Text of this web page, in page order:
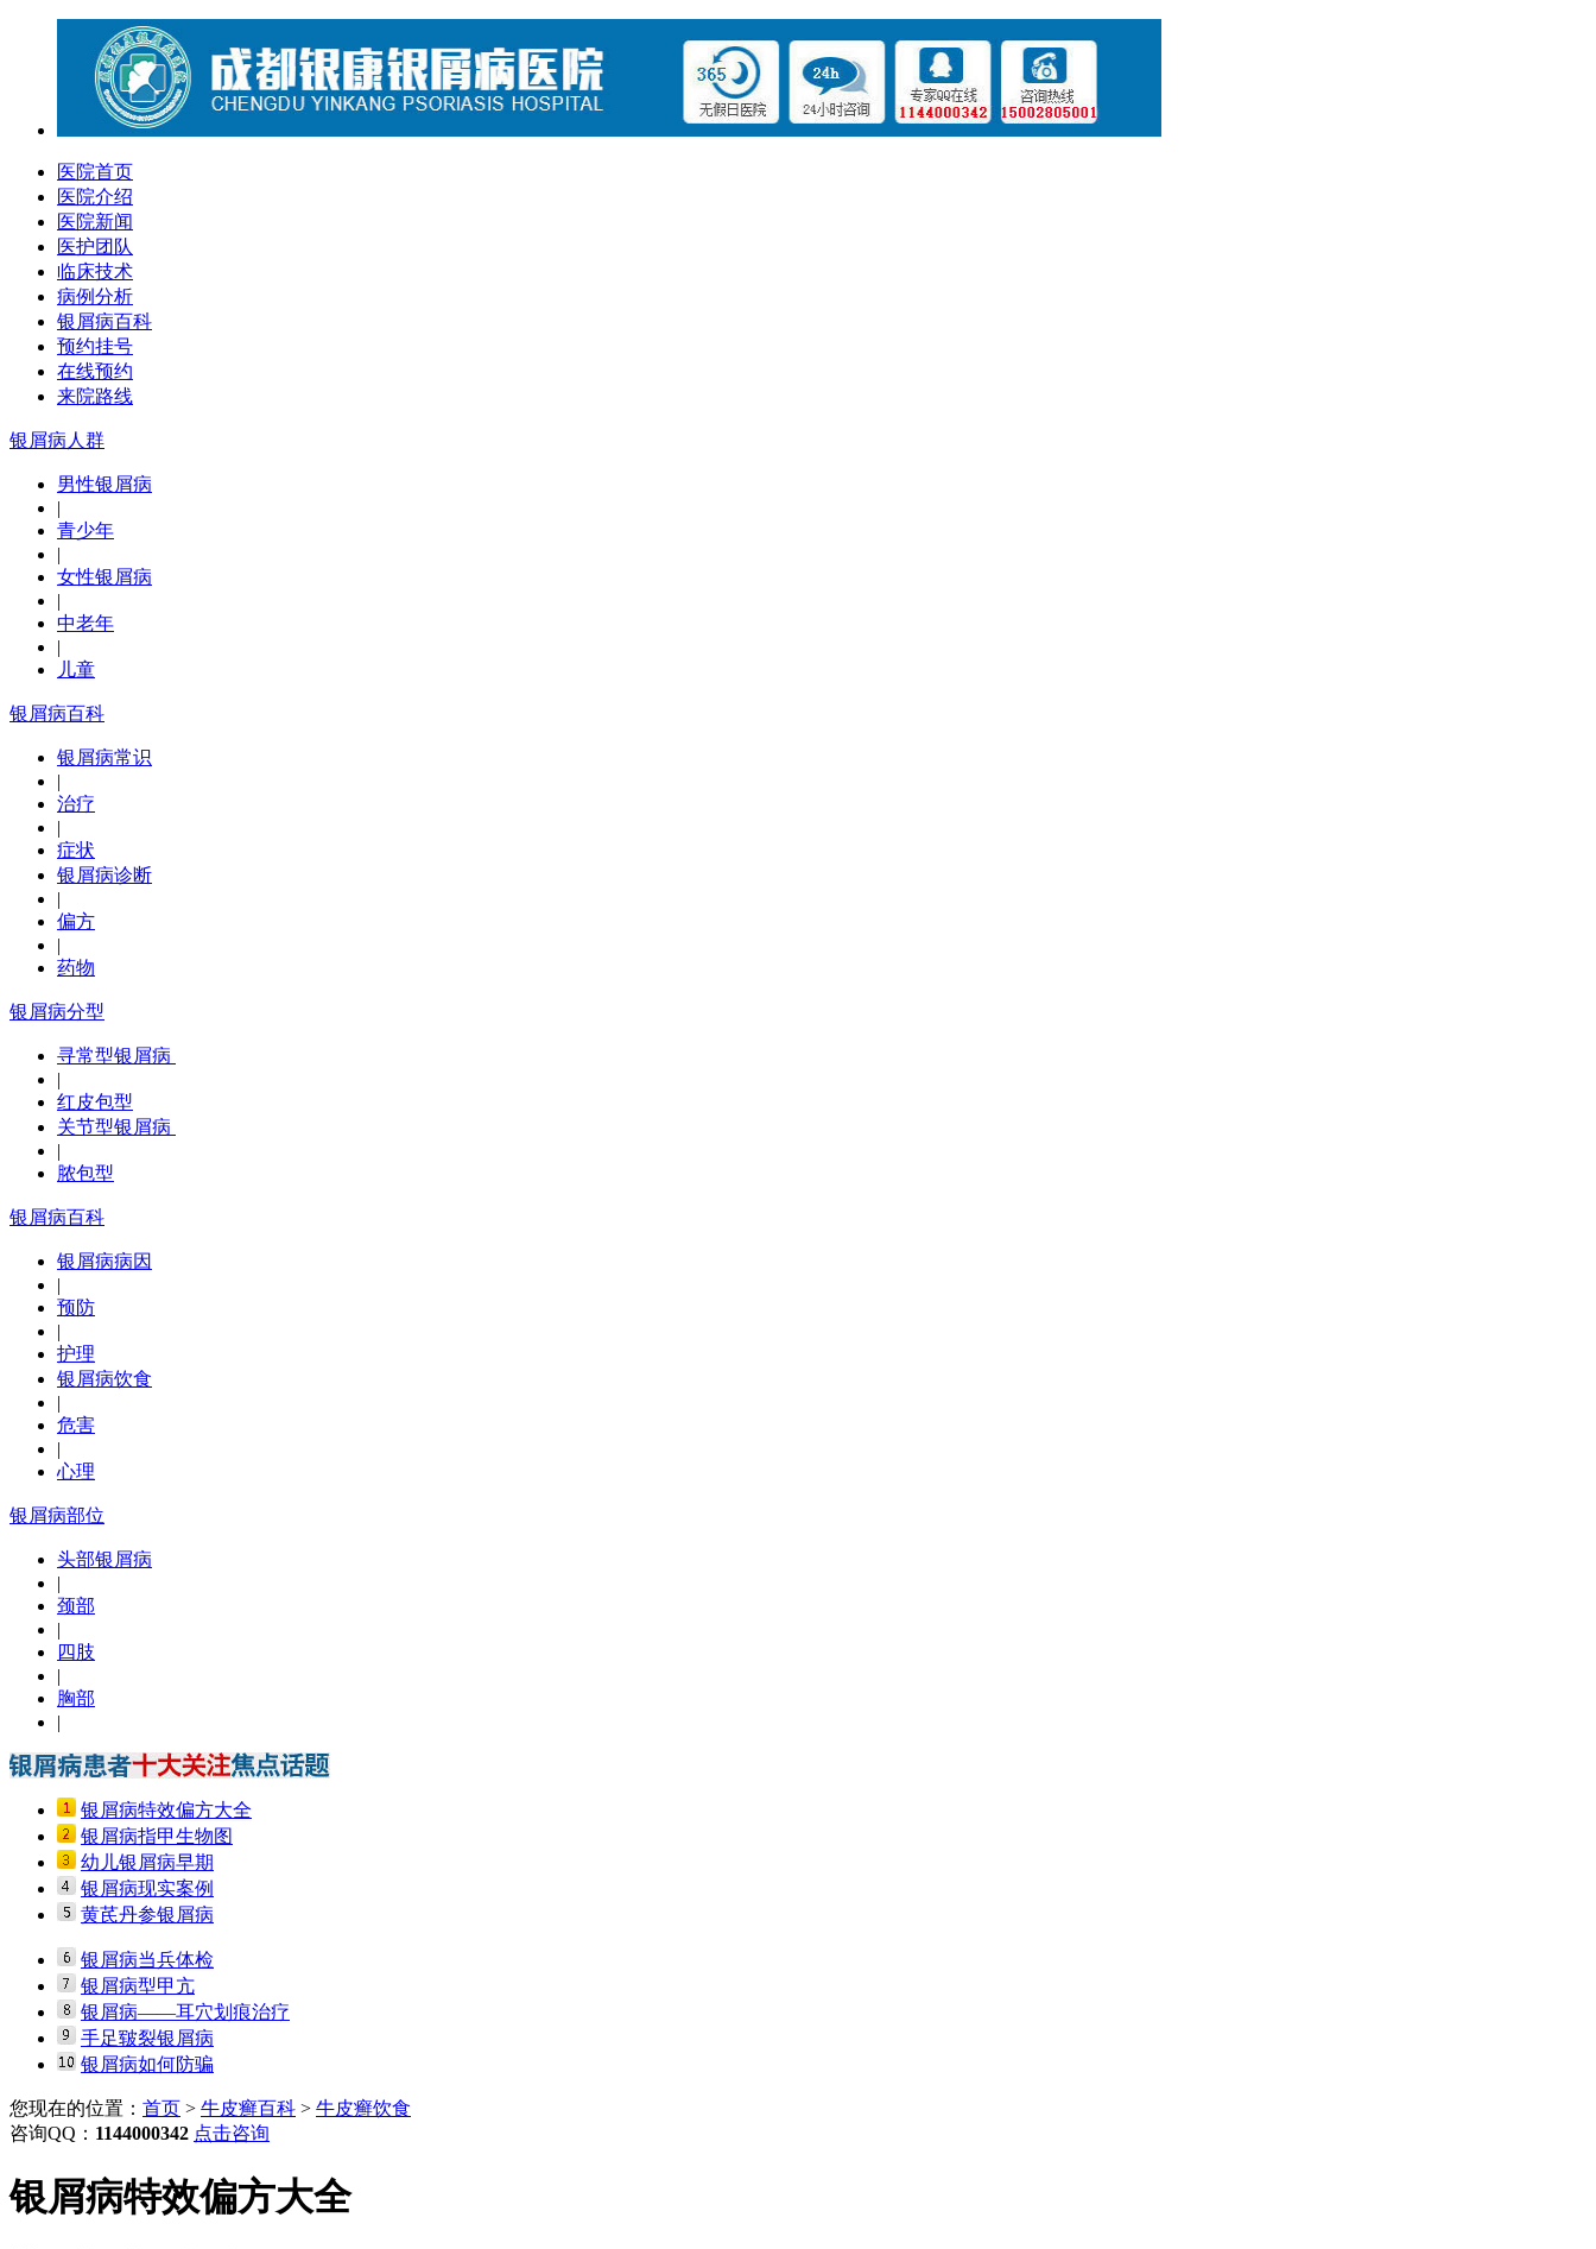
医院首页
医院介绍
医院新闻
医护团队
临床技术
病例分析
银屑病百科
预约挂号
在线预约
来院路线
银屑病人群
男性银屑病
|
青少年
|
女性银屑病
|
中老年
|
儿童
银屑病百科
银屑病常识
|
治疗
|
症状
银屑病诊断
|
偏方
|
药物
银屑病分型
寻常型银屑病
|
红皮包型
关节型银屑病
|
脓包型
银屑病百科
银屑病病因
|
预防
|
护理
银屑病饮食
|
危害
|
心理
银屑病部位
头部银屑病
|
颈部
|
四肢
|
胸部
|
银屑病特效偏方大全
银屑病指甲生物图
幼儿银屑病早期
银屑病现实案例
黄芪丹参银屑病
银屑病当兵体检
银屑病型甲亢
银屑病——耳穴划痕治疗
手足皲裂银屑病
银屑病如何防骗
您现在的位置： 首页 > 牛皮癣百科 > 牛皮癣饮食
咨询QQ： 1144000342 点击咨询
银屑病特效偏方大全